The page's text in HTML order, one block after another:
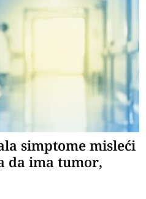
simptome misleći
da ima tumor,